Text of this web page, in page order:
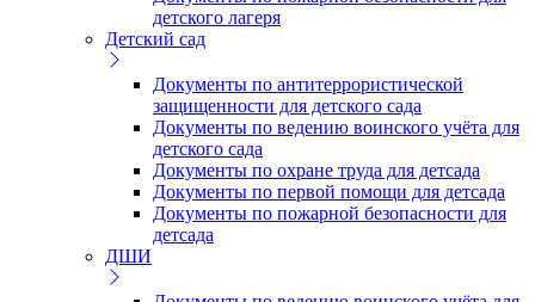
детского лагеря
Детский сад
Документы по антитеррористической
защищенности для детского сада
Документы по ведению воинского учёта для
детского сада
Документы по охране труда для детсада
Документы по первой помощи для детсада
Документы по пожарной безопасности для
детсада
ДШИ